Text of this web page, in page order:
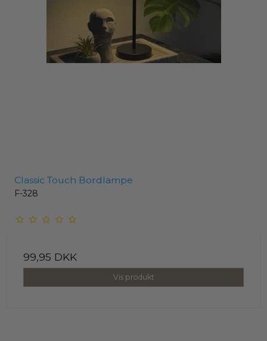
Classic Touch Bordlampe
F-328
99,95 DKK
Vis produkt